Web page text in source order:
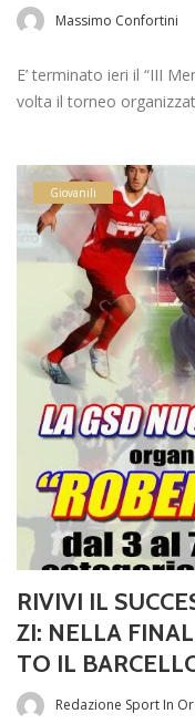
Massimo Confortini
E’ terminato ieri il “III
volta il torneo
Giovanili
RIVIVI IL
ZI: NELLA
TO IL
Redazione Sport In